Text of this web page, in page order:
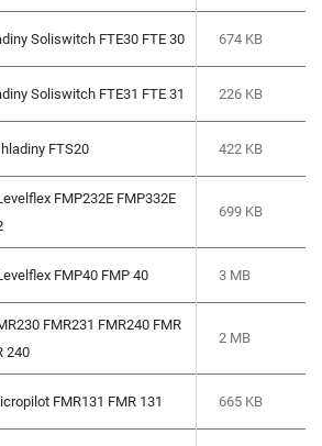
Soliswitch FTE30 FTE 30 674 KB
Soliswitch FTE31 FTE 31 226 KB
FTS20 422 KB
FMP232E FMP332E
699 KB
FMP40 FMP 40 3 MB
FMR231 FMR240 FMR
240
2 MB
FMR131 FMR 131 665 KB